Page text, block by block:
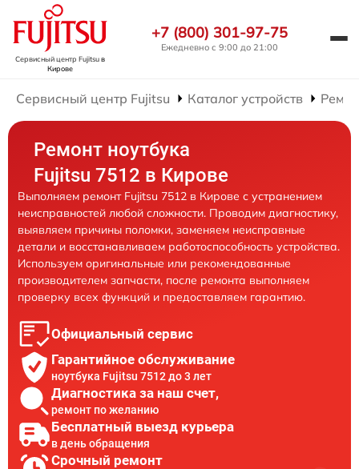
Сервисный центр Fujitsuв
Кирове
+7 (800) 301-97-75
Ежедневно с 9:00 до 21:00
Сервисный центр Fujitsu Каталог устройств
Ремонт ноутбука
Fujitsu 7512 в Кирове
Выполняем ремонт Fujitsu 7512 в Кирове с устранением
неисправностей любой сложности. Проводим диагностику,
выявляем причины поломки, заменяем неисправные
детали и восстанавливаем работоспособность устройства.
Используем оригинальные или рекомендованные
производителем запчасти, после ремонта выполняем
проверку всех функций и предоставляем гарантию.
Официальный сервис
Гарантийное обслуживание
ноутбука Fujitsu 7512 до 3 лет
Диагностика за наш счет,
ремонт по желанию
Бесплатный выезд курьера
в день обращения
Срочный ремонт